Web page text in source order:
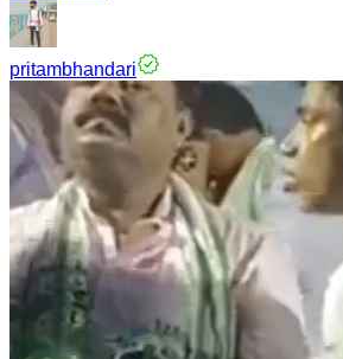
pritambhandari